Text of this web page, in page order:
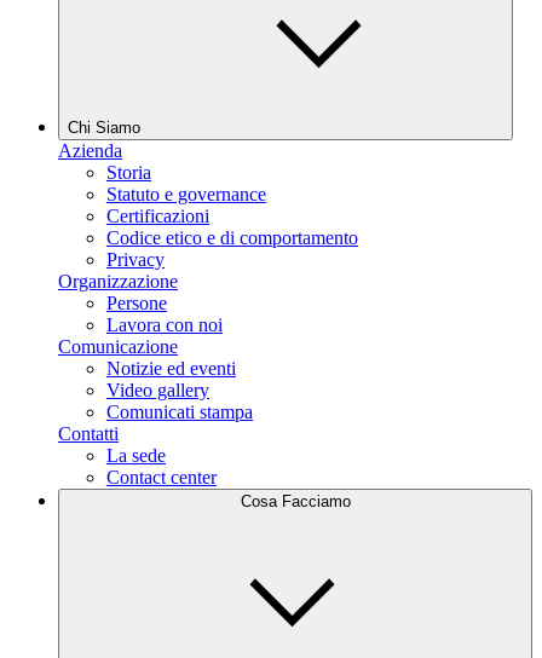
Chi Siamo
Azienda
Storia
Statuto e governance
Certificazioni
Codice etico e di comportamento
Privacy
Organizzazione
Persone
Lavora con noi
Comunicazione
Notizie ed eventi
Video gallery
Comunicati stampa
Contatti
La sede
Contact center
Cosa Facciamo